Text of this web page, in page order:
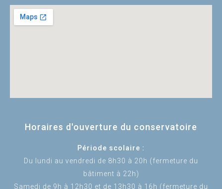
Horaires d'ouverture du conservatoire
Période scolaire :
Du lundi au vendredi de 8h30 à 20h (fermeture du
bâtiment à 22h)
Samedi de 9h à 12h30 et de 13h30 à 16h (fermeture du